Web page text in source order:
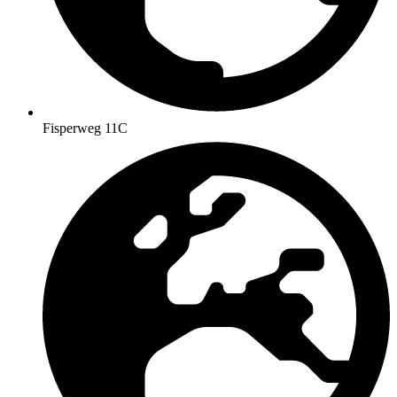
Fisperweg 11C